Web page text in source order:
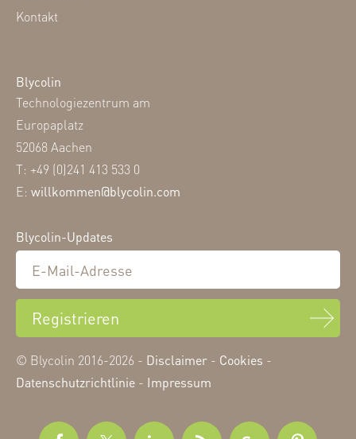
Kontakt
Blycolin
Technologiezentrum am
Europaplatz
52068 Aachen
T: +49 (0)241 413 533 0
E: willkommen@blycolin.com
Blycolin-Updates
Registrieren
© Blycolin 2016-2026 - Disclaimer - Cookies -
Datenschutzrichtlinie - Impressum